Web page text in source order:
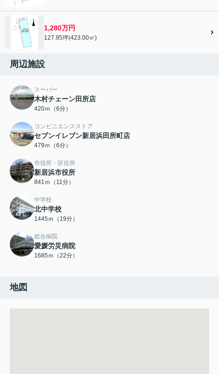
1,280万円
127.95坪(423.00㎡)
周辺施設
スーパー
木村チェーン田所店
420ｍ（6分）
コンビニエンスストア
セブンイレブン新居浜田所町店
479ｍ（6分）
市役所・区役所
新居浜市役所
841ｍ（11分）
中学校
北中学校
1445ｍ（19分）
総合病院
愛媛労災病院
1685ｍ（22分）
地図